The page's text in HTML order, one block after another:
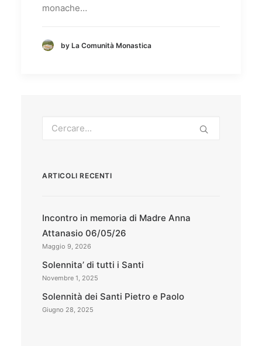
monache…
by La Comunità Monastica
ARTICOLI RECENTI
Incontro in memoria di Madre Anna
Attanasio 06/05/26
Maggio 9, 2026
Solennita’ di tutti i Santi
Novembre 1, 2025
Solennità dei Santi Pietro e Paolo
Giugno 28, 2025